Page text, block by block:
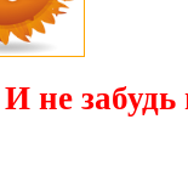
И не забудь